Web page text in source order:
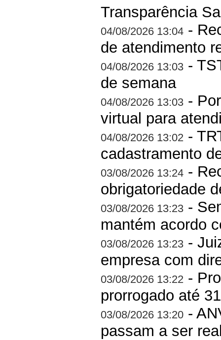
Transparência
04/08/2026 13:04 -
de atendimento
04/08/2026 13:03 -
de semana
04/08/2026 13:03 -
virtual para
04/08/2026 13:02 -
cadastramento
03/08/2026 13:24 -
obrigatoriedade
03/08/2026 13:23 -
mantém acordo
03/08/2026 13:23 -
empresa com
03/08/2026 13:22 -
prorrogado até
03/08/2026 13:20 -
passam a ser